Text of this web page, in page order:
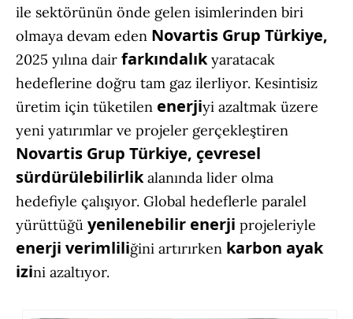
ile sektörünün önde gelen isimlerinden biri
olmaya devam eden Novartis Grup Türkiye,
2025 yılına dair farkındalıkyaratacak
hedeflerine doğru tam gaz ilerliyor. Kesintisiz
üretim için tüketilen enerjiyi azaltmak üzere
yeni yatırımlar ve projeler gerçekleştiren
Novartis Grup Türkiye, çevresel
sürdürülebilirlikalanında lider olma
hedefiyle çalışıyor. Global hedeflerle paralel
yürüttüğü yenilenebilir enerji projeleriyle
enerji verimliliğini artırırken karbon ayak
izini azaltıyor.